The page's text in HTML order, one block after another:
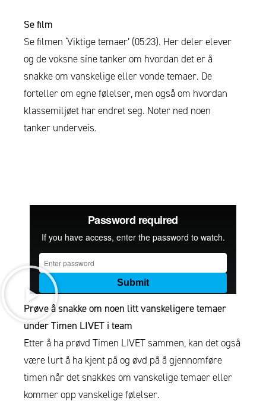
Se film
Se filmen ‘Viktige temaer’ (05:23). Her deler elever
og de voksne sine tanker om hvordan det er å
snakke om vanskelige eller vonde temaer. De
forteller om egne følelser, men også om hvordan
klassemiljøet har endret seg. Noter ned noen
tanker underveis.
Prøve å snakke om noen litt vanskeligere temaer
under Timen LIVET i team
Etter å ha prøvd Timen LIVET sammen, kan det også
være lurt å ha kjent på og øvd på å gjennomføre
timen når det snakkes om vanskelige temaer eller
kommer opp vanskelige følelser.